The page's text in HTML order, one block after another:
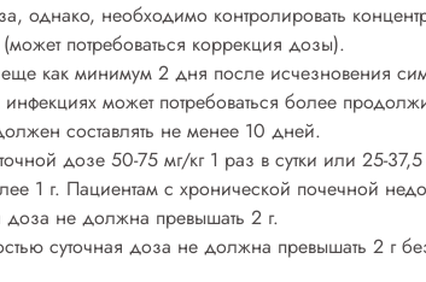
однако, необходимо контролировать
потребоваться коррекция дозы).
как минимум 2 дня после исчезновения
может потребоваться более
составлять не менее 10 дней.
дозе 50-75 мг/кг 1 раз в сутки или 25-
1 г. Пациентам с хронической почечной
не должна превышать 2 г.
суточная доза не должна превышать 2 г